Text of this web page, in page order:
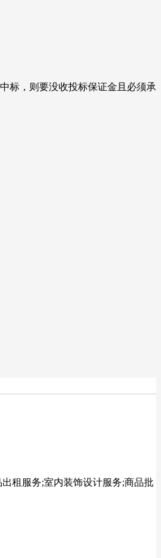
标，则要没收投标保证金且必须承
租服务;室内装饰设计服务;商品批